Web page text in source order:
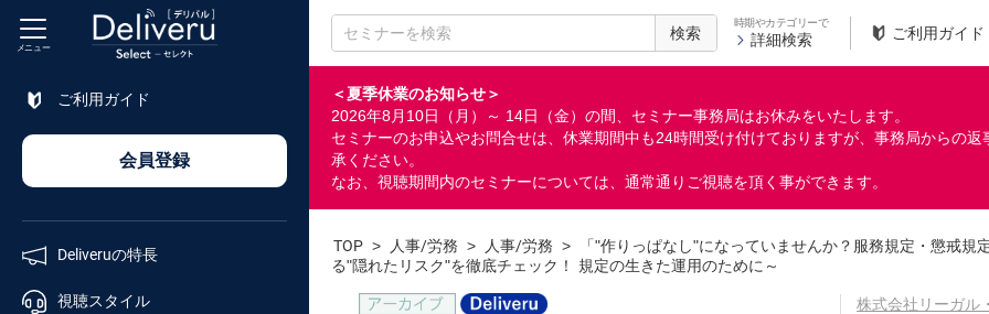
検索
時期やカテゴリーで
詳細検索 ご利用ガイド
＜夏季休業のお知らせ＞
2026年8月10日（月）～ 14日（金）の間、セミナー事務局はお休みをいたします。
セミナーのお申込やお問合せは、休業期間中も24時間受け付けておりますが、事務局からの
承ください。
なお、視聴期間内のセミナーについては、通常通りご視聴を頂く事ができます。
メニュー
ご利用ガイド
会員登録
Deliveruの特長
視聴スタイル
TOP > 人事/労務 > 人事/労務 >
「"作りっぱなし"になっていませんか？服務規定・懲戒
る"隠れたリスク"を徹底チェック！ 規定の生きた運用のために～
株式会社リーガル